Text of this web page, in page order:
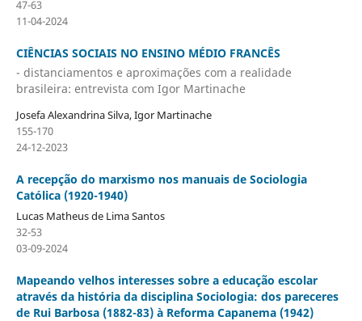
47-63
11-04-2024
CIÊNCIAS SOCIAIS NO ENSINO MÉDIO FRANCÊS
- distanciamentos e aproximações com a realidade
brasileira: entrevista com Igor Martinache
Josefa Alexandrina Silva, Igor Martinache
155-170
24-12-2023
A recepção do marxismo nos manuais de Sociologia
Católica (1920-1940)
Lucas Matheus de Lima Santos
32-53
03-09-2024
Mapeando velhos interesses sobre a educação escolar
através da história da disciplina Sociologia: dos pareceres
de Rui Barbosa (1882-83) à Reforma Capanema (1942)